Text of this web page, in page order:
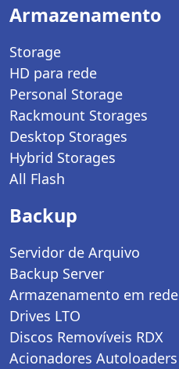
Armazenamento
Storage
HD para rede
Personal Storage
Rackmount Storages
Desktop Storages
Hybrid Storages
All Flash
Backup
Servidor de Arquivo
Backup Server
Armazenamento em rede
Drives LTO
Discos Removíveis RDX
Acionadores Autoloaders